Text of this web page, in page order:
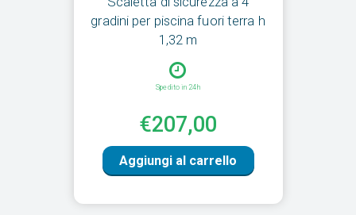
gradini per piscina fuori terra h
1,32 m
Spedito in 24h
€207,00
Aggiungi al carrello